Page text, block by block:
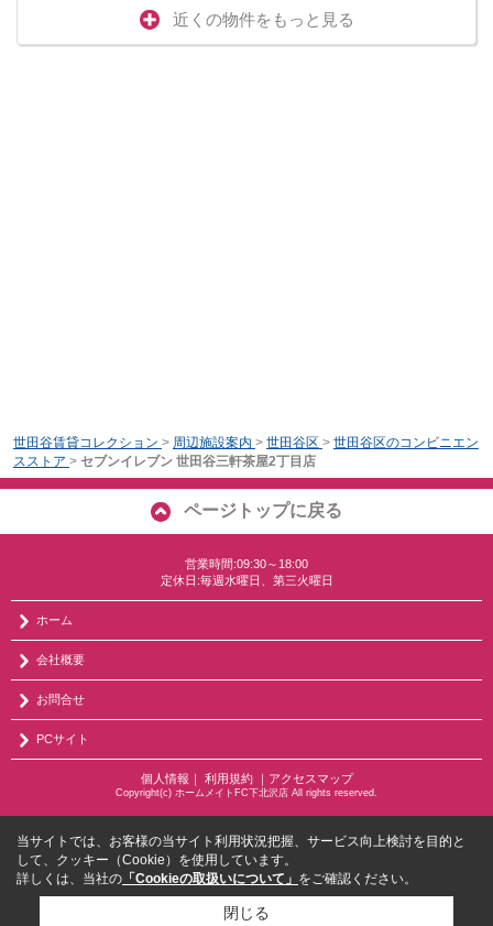
近くの物件をもっと見る
世田谷賃貸コレクション > 周辺施設案内 > 世田谷区 > 世田谷区のコンビニエン
スストア > セブンイレブン 世田谷三軒茶屋2丁目店
ページトップに戻る
営業時間:09:30～18:00
定休日:毎週水曜日、第三火曜日
ホーム
会社概要
お問合せ
PCサイト
個人情報 ｜ 利用規約｜ アクセスマップ
Copyright(c) ホームメイトFC下北沢店 All rights reserved.
当サイトでは、お客様の当サイト利用状況把握、サービス向上検討を目的と
して、クッキー（Cookie）を使用しています。
詳しくは、当社の 「Cookieの取扱いについて」 をご確認ください。
閉じる